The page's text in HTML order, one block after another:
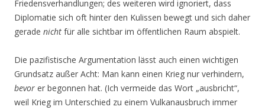
Friedensverhandlungen; des weiteren wird ignoriert, dass
Diplomatie sich oft hinter den Kulissen bewegt und sich daher
gerade nicht für alle sichtbar im öffentlichen Raum abspielt.
Die pazifistische Argumentation lässt auch einen wichtigen
Grundsatz außer Acht: Man kann einen Krieg nur verhindern,
bevor er begonnen hat. (Ich vermeide das Wort „ausbricht“,
weil Krieg im Unterschied zu einem Vulkanausbruch immer